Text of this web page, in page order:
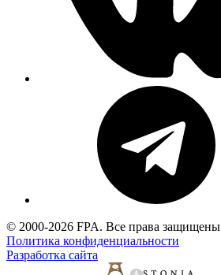
© 2000-2026 FPA. Все права защищены
Политика конфиденциальности
Разработка сайта